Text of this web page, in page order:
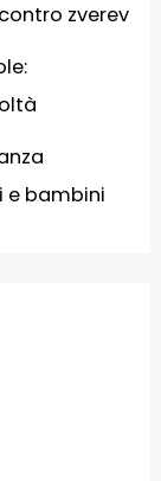
zverev
e bambini